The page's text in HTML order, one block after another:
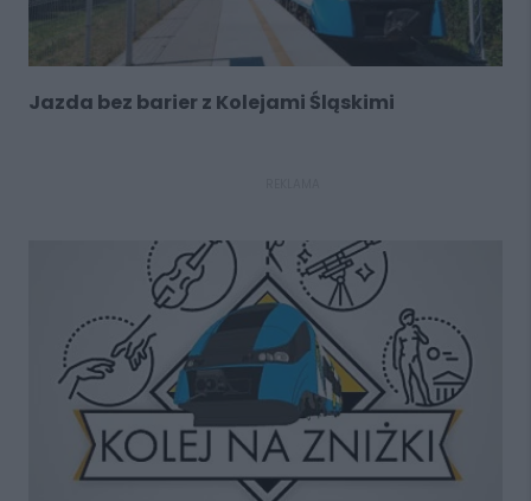
Jazda bez barier z Kolejami Śląskimi